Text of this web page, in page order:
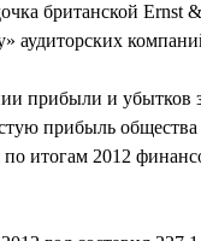
британской Ernst
аудиторских
прибыли и убытков
прибыль
итогам 2012